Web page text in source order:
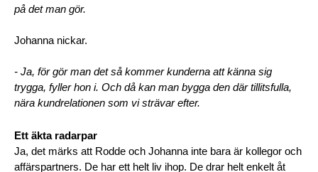
på det man gör.
Johanna nickar.
- Ja, för gör man det så kommer kunderna att känna sig
trygga, fyller hon i. Och då kan man bygga den där tillitsfulla,
nära kundrelationen som vi strävar efter.
Ett äkta radarpar
Ja, det märks att Rodde och Johanna inte bara är kollegor och
affärspartners. De har ett helt liv ihop. De drar helt enkelt åt